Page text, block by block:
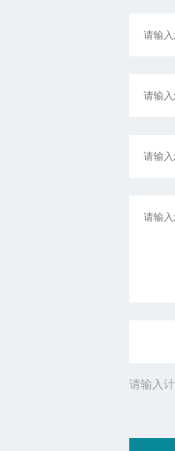
请输入